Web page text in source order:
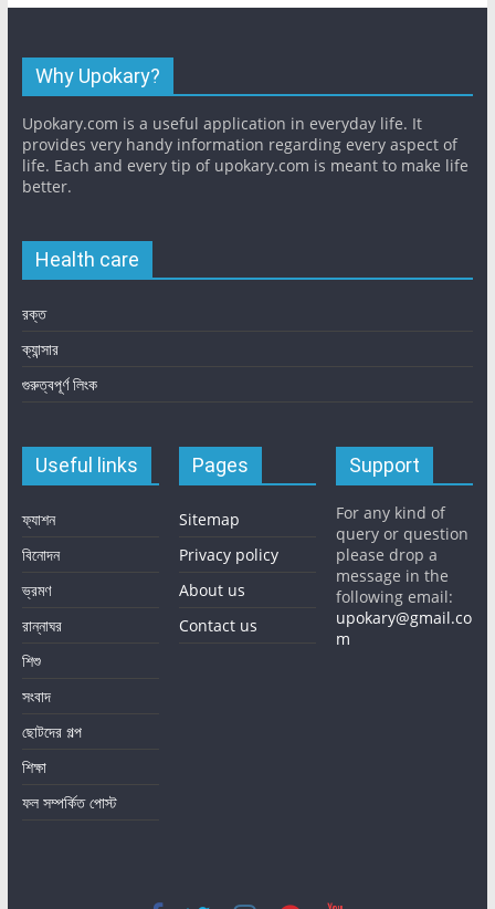
Why Upokary?
Upokary.com is a useful application in everyday life. It
provides very handy information regarding every aspect of
life. Each and every tip of upokary.com is meant to make life
better.
Health care
রক্ত
ক্যান্সার
গুরুত্বপূর্ণ লিংক
Useful links
ফ্যাশন
বিনোদন
ভ্রমণ
রান্নাঘর
শিশু
সংবাদ
ছোটদের গল্প
শিক্ষা
ফল সম্পর্কিত পোস্ট
Pages
Sitemap
Privacy policy
About us
Contact us
Support
For any kind of
query or question
please drop a
message in the
following email:
upokary@gmail.co
m